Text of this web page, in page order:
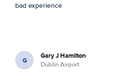
bad experience
G Gary J Hamilton
Dublin Airport